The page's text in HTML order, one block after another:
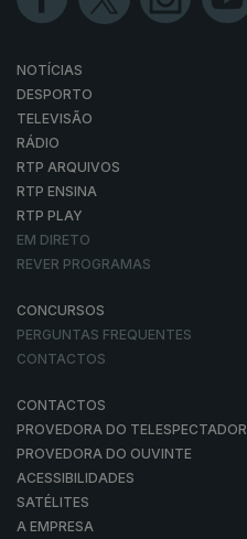
NOTÍCIAS
DESPORTO
TELEVISÃO
RÁDIO
RTP ARQUIVOS
RTP ENSINA
RTP PLAY
EM DIRETO
REVER PROGRAMAS
CONCURSOS
PERGUNTAS FREQUENTES
CONTACTOS
CONTACTOS
PROVEDORA DO TELESPECTADOR
PROVEDORA DO OUVINTE
ACESSIBILIDADES
SATÉLITES
A EMPRESA